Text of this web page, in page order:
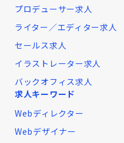
プロデューサー求人
ライター／エディター求人
セールス求人
イラストレーター求人
バックオフィス求人
求人キーワード
Webディレクター
Webデザイナー